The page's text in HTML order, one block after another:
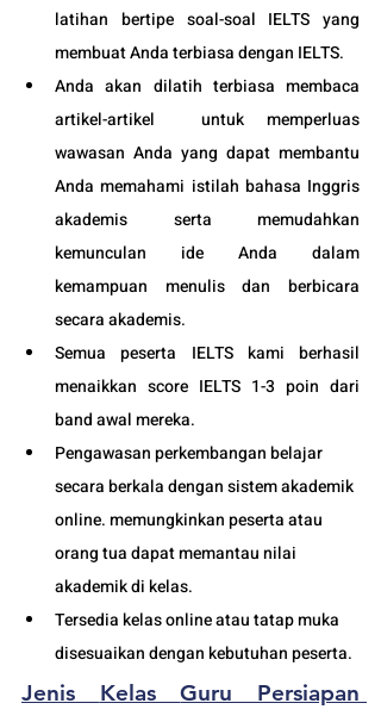
latihan bertipe soal-soal IELTS yang
membuat Anda terbiasa dengan IELTS.
Anda akan dilatih terbiasa membaca
artikel-artikel  untuk memperluas
wawasan Anda yang dapat membantu
Anda memahami istilah bahasa Inggris
akademis serta memudahkan
kemunculan ide Anda dalam
kemampuan menulis dan berbicara
secara akademis.
Semua peserta IELTS kami berhasil
menaikkan score IELTS 1-3 poin dari
band awal mereka.
Pengawasan perkembangan belajar
secara berkala dengan sistem akademik
online. memungkinkan peserta atau
orang tua dapat memantau nilai
akademik di kelas.
Tersedia kelas online atau tatap muka
disesuaikan dengan kebutuhan peserta.
Jenis Kelas Guru Persiapan